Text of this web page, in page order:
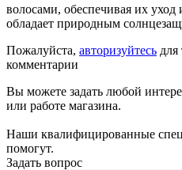
волосами, обеспечивая их
обладает природным
Пожалуйста, авторизуйтесь для
комментарии
Вы можете задать любой
или работе магазина.
Наши квалифицированные
помогут.
Задать вопрос